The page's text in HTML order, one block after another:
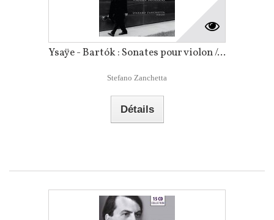
Ysaÿe - Bartók : Sonates pour violon /...
Stefano Zanchetta
Détails